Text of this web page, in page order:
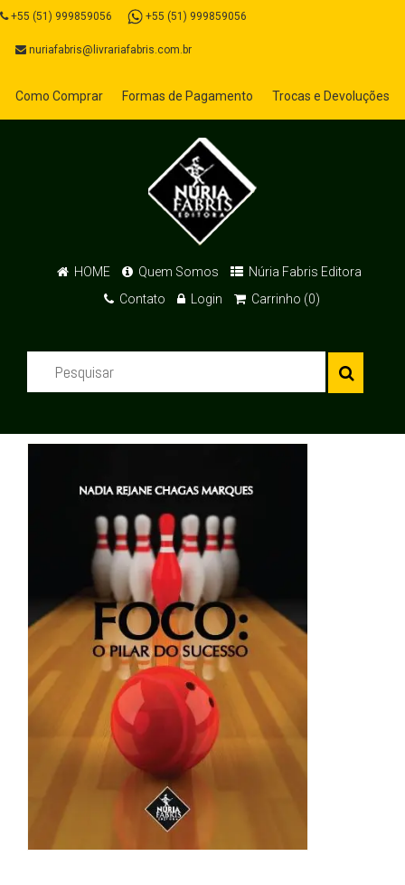
+55 (51) 999859056 +55 (51) 999859056
nuriafabris@livrariafabris.com.br
Como Comprar Formas de Pagamento Trocas e Devoluções
HOME Quem Somos
Núria Fabris Editora
Contato
Login Carrinho (0)